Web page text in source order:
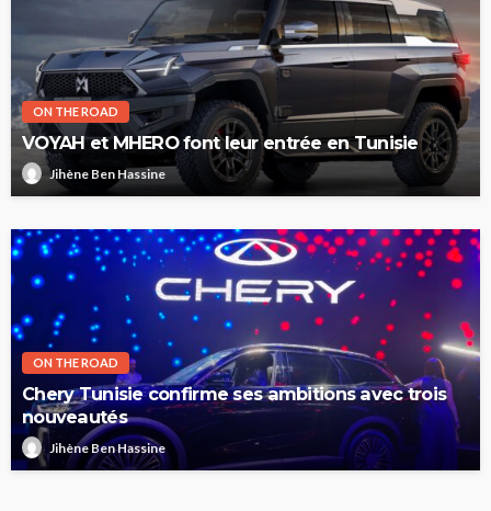
ON THE ROAD
VOYAH et MHERO font leur entrée en Tunisie
Jihène Ben Hassine
ON THE ROAD
Chery Tunisie confirme ses ambitions avec trois
nouveautés
Jihène Ben Hassine